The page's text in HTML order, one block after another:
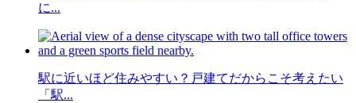
に...
駅に近いほど住みやすい？戸建てだからこそ考えたい
「駅...